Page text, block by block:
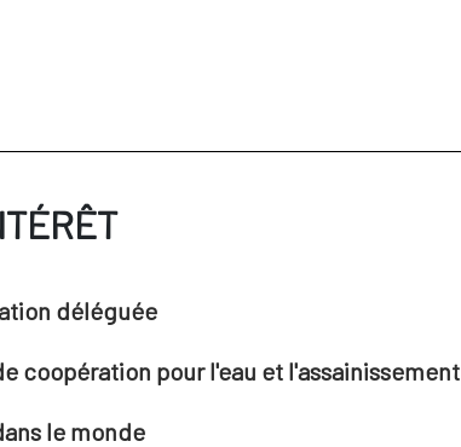
déléguée
coopération pour l'eau et l'assainissement
le monde